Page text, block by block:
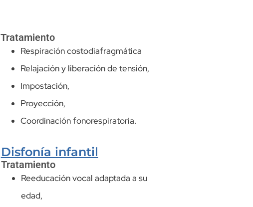
Tratamiento
Respiración costodiafragmática
Relajación y liberación de tensión,
Impostación,
Proyección,
Coordinación fonorespiratoria.
Disfonía infantil
Tratamiento
Reeducación vocal adaptada a su
edad,